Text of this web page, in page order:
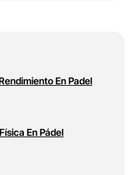
En Padel
En Pádel